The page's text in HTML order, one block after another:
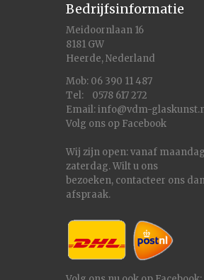
Bedrijfsinformatie
Meidoornlaan 16
8181 GW
Heerde, Nederland
Mob: 06 390 11 487
Tel: 0578 617 272
Email:info@vdm-
Volg ons op Facebook
Wij zijn open: vanaf
zaterdag. Wilt u ons
bezoeken, contacteer ons
afspraak.